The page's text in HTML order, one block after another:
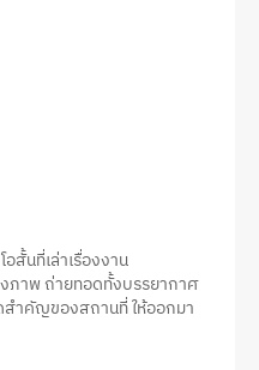
นที่เล่าเรื่องงาน
ภาพ ถ่ายทอดทั้งบรรยากาศ
สำคัญของสถานที่ ให้ออกมา